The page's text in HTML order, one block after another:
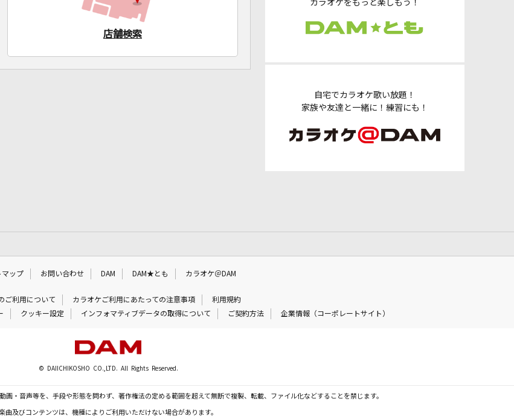
カラオケをもっと楽しもう！
自宅でカラオケ歌い放題！
家族や友達と一緒に！練習にも！
店舗検索
マップ お問い合わせ DAM DAM★とも カラオケ＠DAM
ご利用について カラオケご利用にあたっての注意事項
利用規約
クッキー設定 インフォマティブデータの取得について ご契約方法 企業情報（コーポレートサイト）
© DAIICHIKOSHO CO.,LTD. All Rights Reserved.
画・音声等を、手段や形態を問わず、著作権法の定める範囲を超えて無断で複製、転載、ファイル化などすることを禁じます。
曲及びコンテンツは、機種によりご利用いただけない場合があります。